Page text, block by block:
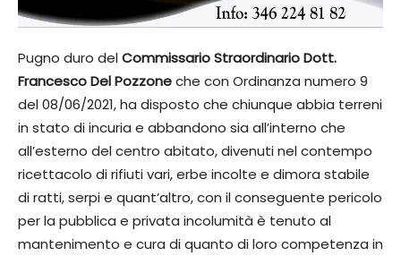
Pugno duro delCommissario Straordinario Dott.
Francesco Del Pozzoneche con Ordinanza numero 9
del 08/06/2021, ha disposto che chiunque abbia terreni
in stato di incuria e abbandono sia all’interno che
all’esterno del centro abitato, divenuti nel contempo
ricettacolo di rifiuti vari, erbe incolte e dimora stabile
di ratti, serpi e quant’altro, con il conseguente pericolo
per la pubblica e privata incolumità è tenuto al
mantenimento e cura di quanto di loro competenza in